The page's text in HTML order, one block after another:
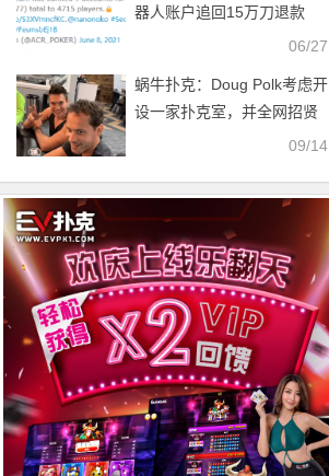
器人账户追回15万刀退款
06/27
蜗牛扑克：Doug Polk考虑开
设一家扑克室，并全网招贤
09/14